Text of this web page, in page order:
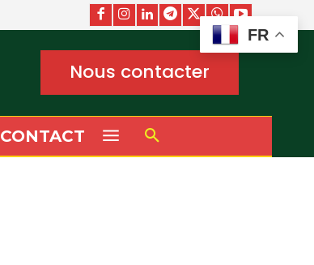
Nous contacter
CONTACT
FR